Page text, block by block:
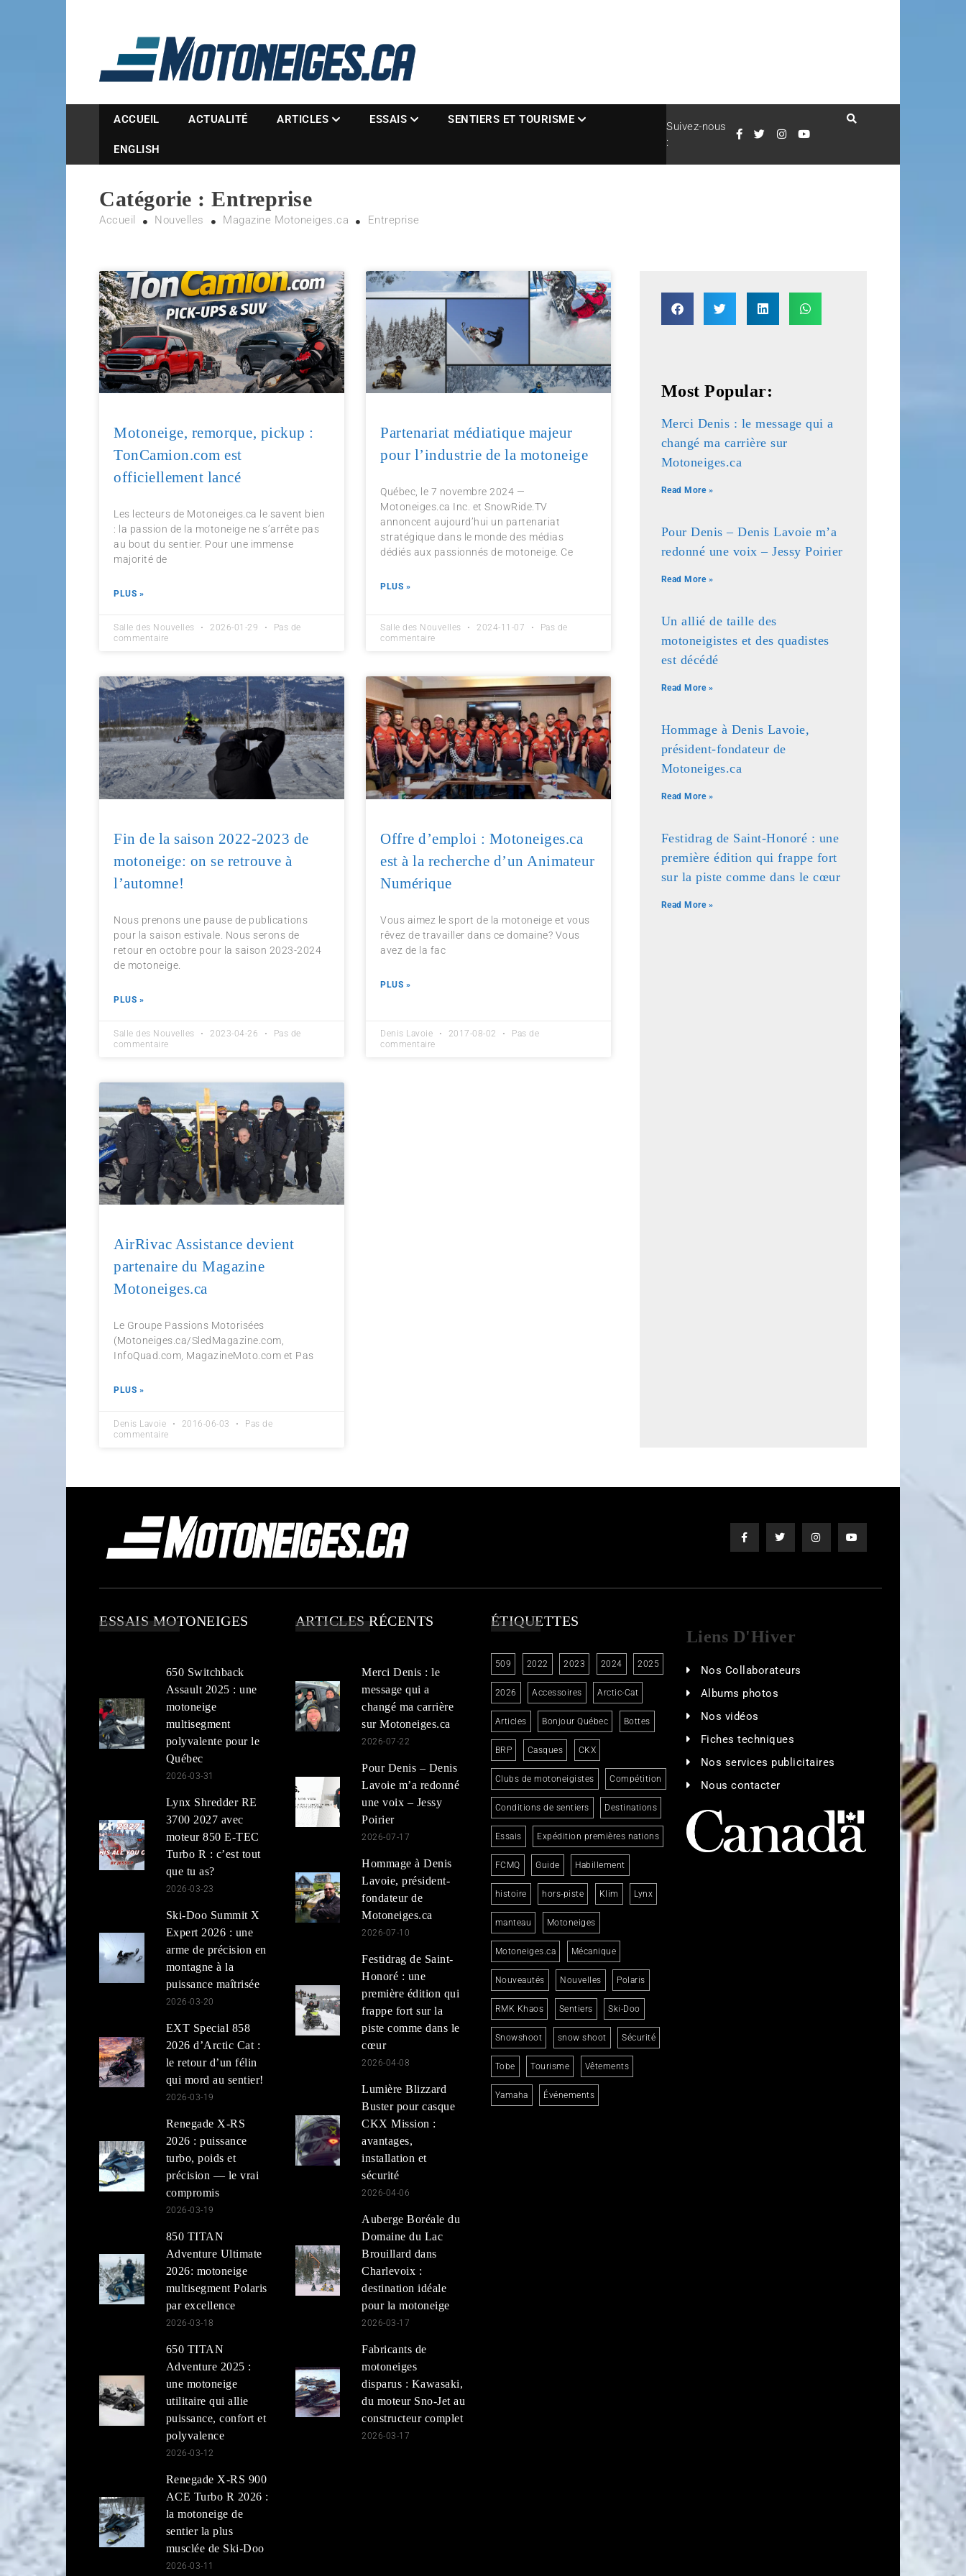
Magazine Motoneiges.ca
ACCUEIL ACTUALITÉ ARTICLES ESSAIS SENTIERS ET TOURISME
ENGLISH
Suivez-nous
:
Catégorie :Entreprise
Accueil Nouvelles Magazine Motoneiges.ca Entreprise
Motoneige, remorque, pickup :
TonCamion.com est
officiellement lancé
Les lecteurs de Motoneiges.ca le savent bien
: la passion de la motoneige ne s’arrête pas
au bout du sentier. Pour une immense
majorité de
PLUS »
Salle des Nouvelles 2026-01-29
Pas de
commentaire
Partenariat médiatique majeur
pour l’industrie de la motoneige
Québec, le 7 novembre 2024 —
Motoneiges.ca Inc. et SnowRide.TV
annoncent aujourd’hui un partenariat
stratégique dans le monde des médias
dédiés aux passionnés de motoneige. Ce
PLUS »
Salle des Nouvelles 2024-11-07
Pas de
commentaire
Fin de la saison 2022-2023 de
motoneige: on se retrouve à
l’automne!
Nous prenons une pause de publications
pour la saison estivale. Nous serons de
retour en octobre pour la saison 2023-2024
de motoneige.
PLUS »
Salle des Nouvelles 2023-04-26
Pas de
commentaire
Offre d’emploi : Motoneiges.ca
est à la recherche d’un Animateur
Numérique
Vous aimez le sport de la motoneige et vous
rêvez de travailler dans ce domaine? Vous
avez de la fac
PLUS »
Denis Lavoie 2017-08-02
Pas de
commentaire
AirRivac Assistance devient
partenaire du Magazine
Motoneiges.ca
Le Groupe Passions Motorisées
(Motoneiges.ca/SledMagazine.com,
InfoQuad.com, MagazineMoto.com et Pas
PLUS »
Denis Lavoie 2016-06-03
Pas de
commentaire
Most Popular:
Merci Denis : le message qui a
changé ma carrière sur
Motoneiges.ca
Read More »
Pour Denis – Denis Lavoie m’a
redonné une voix – Jessy Poirier
Read More »
Un allié de taille des
motoneigistes et des quadistes
est décédé
Read More »
Hommage à Denis Lavoie,
président-fondateur de
Motoneiges.ca
Read More »
Festidrag de Saint-Honoré : une
première édition qui frappe fort
sur la piste comme dans le cœur
Read More »
ESSAIS MOTONEIGES
650 Switchback
Assault 2025 : une
motoneige
multisegment
polyvalente pour le
Québec
2026-03-31
Lynx Shredder RE
3700 2027 avec
moteur 850 E-TEC
Turbo R : c’est tout
que tu as?
2026-03-23
Ski-Doo Summit X
Expert 2026 : une
arme de précision en
montagne à la
puissance maîtrisée
2026-03-20
EXT Special 858
2026 d’Arctic Cat :
le retour d’un félin
qui mord au sentier!
2026-03-19
Renegade X-RS
2026 : puissance
turbo, poids et
précision — le vrai
compromis
2026-03-19
850 TITAN
Adventure Ultimate
2026: motoneige
multisegment Polaris
par excellence
2026-03-18
650 TITAN
Adventure 2025 :
une motoneige
utilitaire qui allie
puissance, confort et
polyvalence
2026-03-12
Renegade X-RS 900
ACE Turbo R 2026 :
la motoneige de
sentier la plus
musclée de Ski-Doo
2026-03-11
ARTICLES RÉCENTS
Merci Denis : le
message qui a
changé ma carrière
sur Motoneiges.ca
2026-07-22
Pour Denis – Denis
Lavoie m’a redonné
une voix – Jessy
Poirier
2026-07-17
Hommage à Denis
Lavoie, président-
fondateur de
Motoneiges.ca
2026-07-10
Festidrag de Saint-
Honoré : une
première édition qui
frappe fort sur la
piste comme dans le
cœur
2026-04-08
Lumière Blizzard
Buster pour casque
CKX Mission :
avantages,
installation et
sécurité
2026-04-06
Auberge Boréale du
Domaine du Lac
Brouillard dans
Charlevoix :
destination idéale
pour la motoneige
2026-03-17
Fabricants de
motoneiges
disparus : Kawasaki,
du moteur Sno-Jet au
constructeur complet
2026-03-17
ÉTIQUETTES
509 2022 2023 2024 2025
2026 Accessoires Arctic-Cat
Articles Bonjour Québec Bottes
BRP Casques CKX
Clubs de motoneigistes Compétition
Conditions de sentiers Destinations
Essais Expédition premières nations
FCMQ Guide Habillement
histoire hors-piste Klim Lynx
manteau Motoneiges
Motoneiges.ca Mécanique
Nouveautés Nouvelles Polaris
RMK Khaos Sentiers Ski-Doo
Snowshoot snow shoot Sécurité
Tobe Tourisme Vêtements
Yamaha Événements
Liens D'Hiver
Nos Collaborateurs
Albums photos
Nos vidéos
Fiches techniques
Nos services publicitaires
Nous contacter